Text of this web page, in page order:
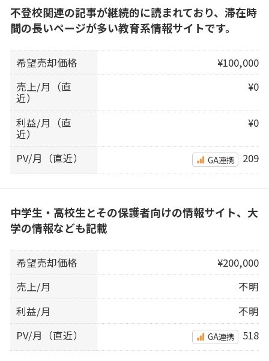
不登校関連の記事が継続的に読まれており、滞在時
間の長いページが多い教育系情報サイトです。
希望売却価格
¥100,000
売上/月（直
近）
¥0
利益/月（直
近）
¥0
PV/月（直近） GA連携 209
中学生・高校生とその保護者向けの情報サイト、大
学の情報なども記載
希望売却価格
¥200,000
売上/月
不明
利益/月
不明
PV/月（直近）
GA連携 518